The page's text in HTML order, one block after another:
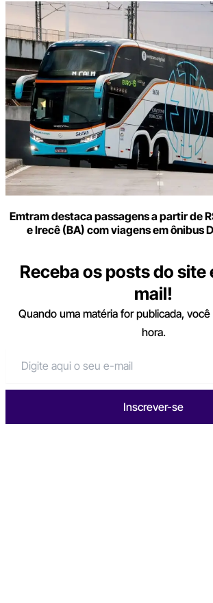
Emtram destaca passagens a partir de
e Irecê (BA) com viagens em ônibus
Receba os posts do site
mail!
Quando uma matéria for publicada,
hora.
Inscrever-se